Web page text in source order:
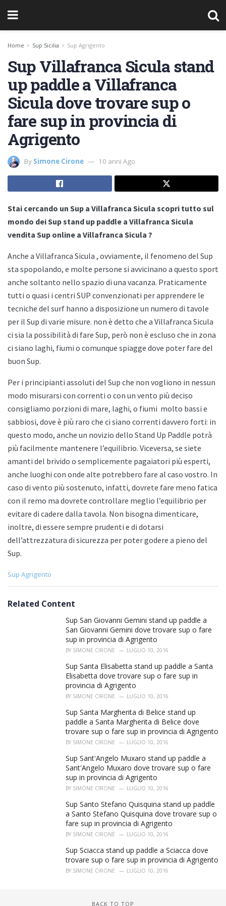
Home Sup Sicilia Sup Agrigento
Sup Villafranca Sicula stand
up paddle a Villafranca
Sicula dove trovare sup o
fare sup in provincia di
Agrigento
By Simone Cirone 10 anni Ago
Stai cercando un Sup a Villafranca Sicula scopri tutto sul
mondo dei Sup stand up paddle a Villafranca Sicula
vendita Sup online a Villafranca Sicula ?
Anche a Villafranca Sicula , ovviamente, il fenomeno del Sup
sta spopolando, e molte persone si avvicinano a questo sport
anche soltanto nello spazio di una vacanza. Praticamente
tutti o quasi i centri SUP convenzionati per apprendere le
tecniche del surf hanno a disposizione un numero di tavole
per il Sup di varie misure. non è detto che a Villafranca Sicula
ci sia la possibilità di fare Sup, però non è escluso che in zona
ci siano laghi, fiumi o comunque spiagge dove poter fare del
buon Sup.
Per i principianti assoluti del Sup che non vogliono in nessun
modo misurarsi con correnti o con un vento più deciso
consigliamo porzioni di mare, laghi, o fiumi molto bassi e
sabbiosi, dove è più raro che ci siano correnti davvero forti: in
questo modo, anche un novizio dello Stand Up Paddle potrà
più facilmente mantenere l’equilibrio. Viceversa, se siete
amanti del brivido o semplicemente pagaiatori più esperti,
anche luoghi con onde alte potrebbero fare al caso vostro. In
caso di vento più sostenuto, infatti, dovrete fare meno fatica
con il remo ma dovrete controllare meglio l’equilibrio per
evitare di cadere dalla tavola. Non bisogna dimenticare,
inoltre, di essere sempre prudenti e di dotarsi
dell’attrezzatura di sicurezza per poter godere a pieno del
Sup.
C
e
Sup Agrigento
Related Content
Sup San Giovanni Gemini stand up paddle a
San Giovanni Gemini dove trovare sup o fare
sup in provincia di Agrigento
BY SIMONE CIRONE LUGLIO 10, 2016
Sup Santa Elisabetta stand up paddle a Santa
Elisabetta dove trovare sup o fare sup in
provincia di Agrigento
BY SIMONE CIRONE LUGLIO 10, 2016
Sup Santa Margherita di Belice stand up
paddle a Santa Margherita di Belice dove
trovare sup o fare sup in provincia di Agrigento
BY SIMONE CIRONE LUGLIO 10, 2016
Sup Sant'Angelo Muxaro stand up paddle a
Sant'Angelo Muxaro dove trovare sup o fare
sup in provincia di Agrigento
BY SIMONE CIRONE LUGLIO 10, 2016
Sup Santo Stefano Quisquina stand up paddle
a Santo Stefano Quisquina dove trovare sup o
fare sup in provincia di Agrigento
BY SIMONE CIRONE LUGLIO 10, 2016
Sup Sciacca stand up paddle a Sciacca dove
trovare sup o fare sup in provincia di Agrigento
BY SIMONE CIRONE LUGLIO 10, 2016
BACK TO TOP